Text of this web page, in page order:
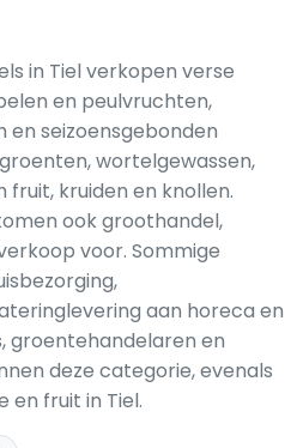
in Tiel verkopen verse
en peulvruchten,
seizoensgebonden
wortelgewassen,
kruiden en knollen.
ook groothandel,
voor. Sommige
aan horeca en
groentehandelaren en
deze categorie, evenals
en fruit in Tiel.